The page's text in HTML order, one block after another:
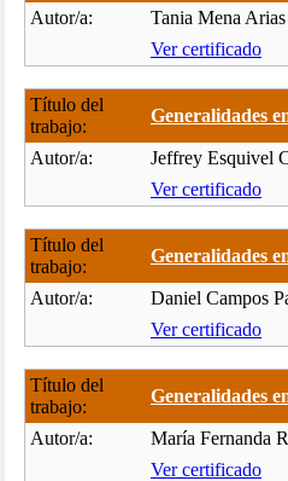
Autor/a:
Tania Mena Arias
Ver certificado
Título del
trabajo:
Generalidades
Autor/a:
Jeffrey Esquivel
Ver certificado
Título del
trabajo:
Generalidades
Autor/a:
Daniel Campos
Ver certificado
Título del
trabajo:
Generalidades
Autor/a:
María Fernanda
Ver certificado